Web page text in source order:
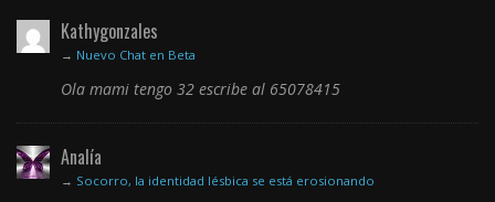
Kathygonzales
→ Nuevo Chat en Beta
Ola mami tengo 32 escribe al 65078415
Analía
→ Socorro, la identidad lésbica se está erosionando